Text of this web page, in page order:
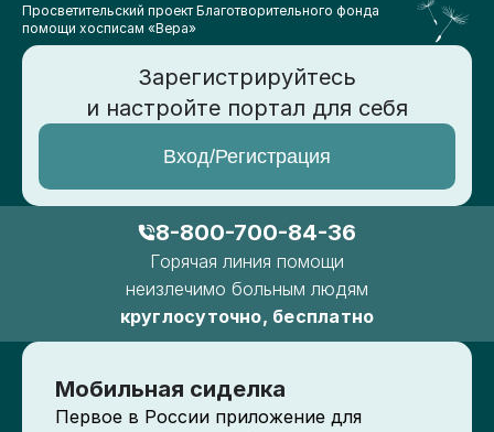
Просветительский проект Благотворительного фонда
помощи хосписам «Вера»
Зарегистрируйтесь
и настройте портал для себя
Вход/Регистрация
8-800-700-84-36
Горячая линия помощи
неизлечимо больным людям
круглосуточно, бесплатно
Мобильная сиделка
Первое в России приложение для